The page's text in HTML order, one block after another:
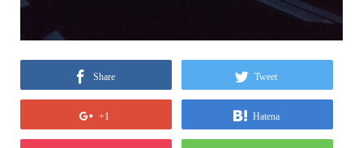
Share Tweet
+1 Hatena